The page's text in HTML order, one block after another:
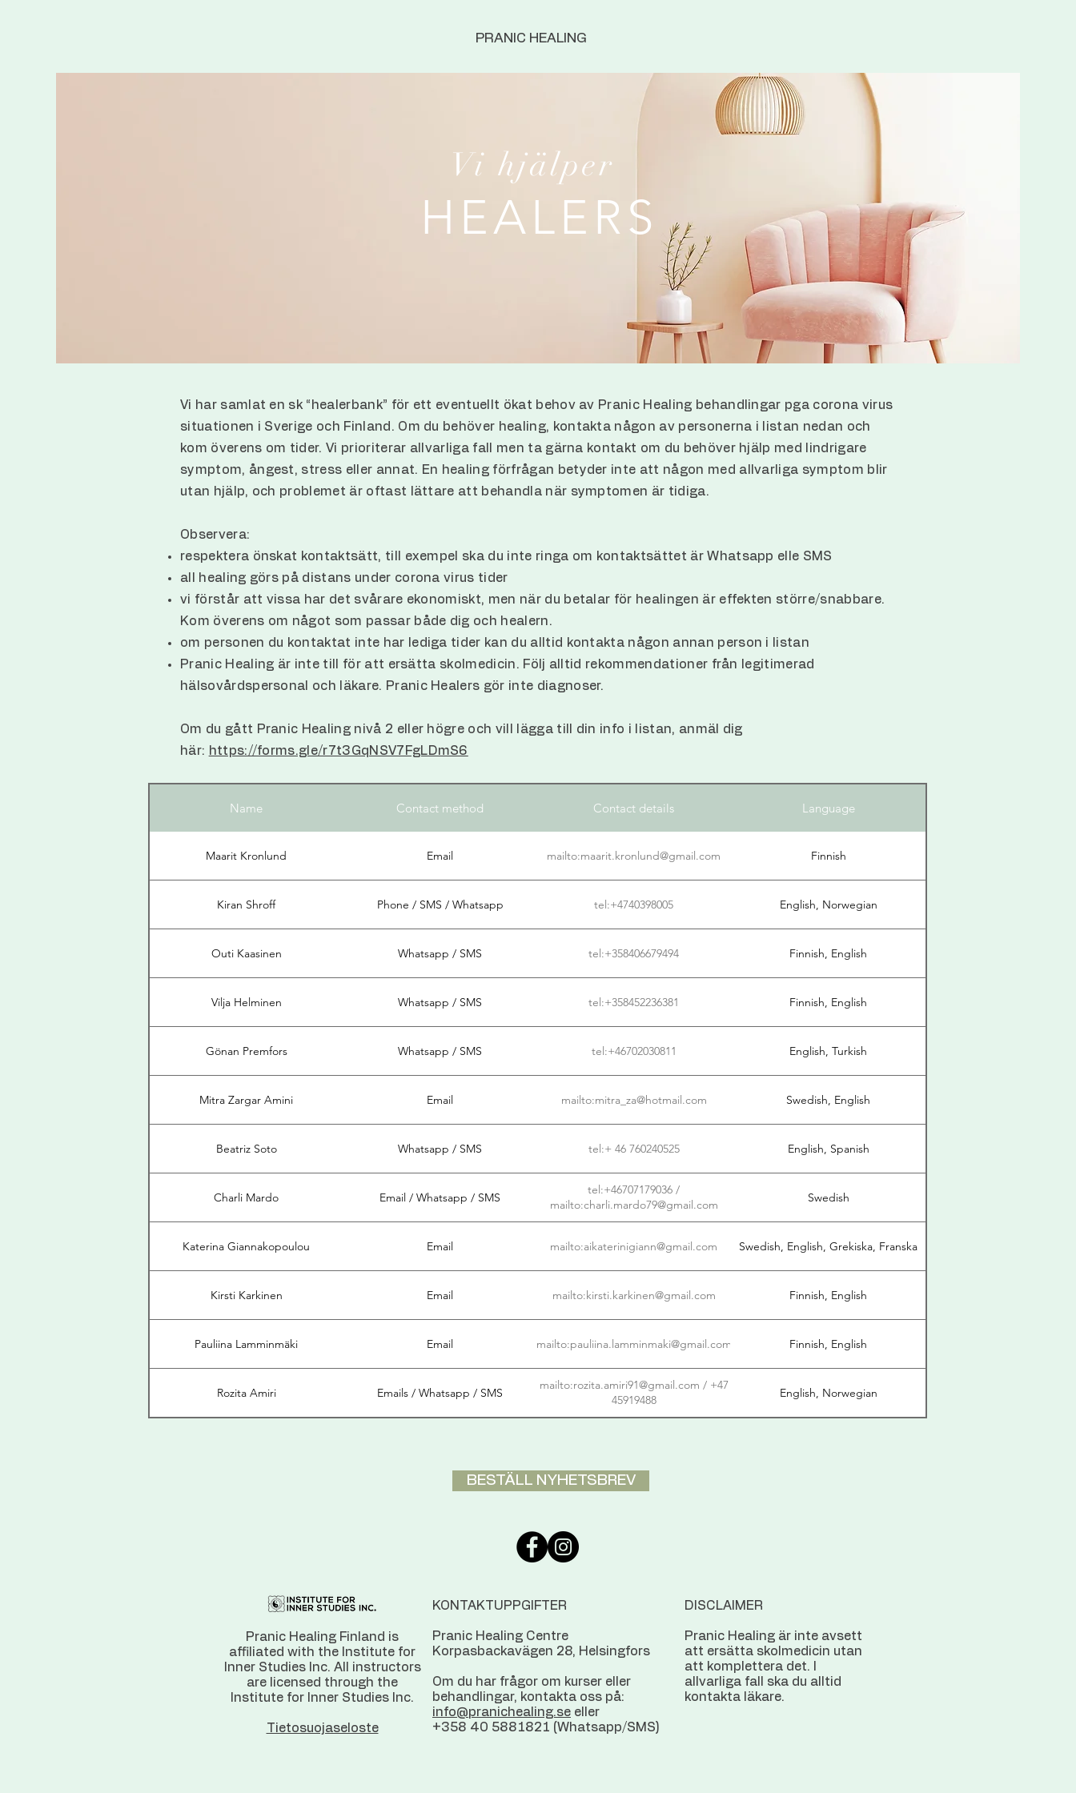
PRANIC HEALING
Vi hjälper
HEALERS
Vi har samlat en sk “healerbank” för ett eventuellt ökat behov av Pranic Healing behandlingar pga corona virus
situationen i Sverige och Finland. Om du behöver healing, kontakta någon av personerna i listan nedan och
kom överens om tider. Vi prioriterar allvarliga fall men ta gärna kontakt om du behöver hjälp med lindrigare
symptom, ångest, stress eller annat. En healing förfrågan betyder inte att någon med allvarliga symptom blir
utan hjälp, och problemet är oftast lättare att behandla när symptomen är tidiga.
Observera:
respektera önskat kontaktsätt, till exempel ska du inte ringa om kontaktsättet är Whatsapp elle SMS
all healing görs på distans under corona virus tider
vi förstår att vissa har det svårare ekonomiskt, men när du betalar för healingen är effekten större/snabbare.
Kom överens om något som passar både dig och healern.
om personen du kontaktat inte har lediga tider kan du alltid kontakta någon annan person i listan
Pranic Healing är inte till för att ersätta skolmedicin. Följ alltid rekommendationer från legitimerad
hälsovårdspersonal och läkare. Pranic Healers gör inte diagnoser.
Om du gått Pranic Healing nivå 2 eller högre och vill lägga till din info i listan, anmäl dig
här: https://forms.gle/r7t3GqNSV7FgLDmS6
Name Contact method Contact details Language
Maarit Kronlund Email mailto:maarit.kronlund@gmail.com Finnish
Kiran Shroff Phone / SMS / Whatsapp tel:+4740398005 English, Norwegian
Outi Kaasinen Whatsapp / SMS tel:+358406679494 Finnish, English
Vilja Helminen Whatsapp / SMS tel:+358452236381 Finnish, English
Gönan Premfors Whatsapp / SMS tel:+46702030811 English, Turkish
Mitra Zargar Amini Email mailto:mitra_za@hotmail.com Swedish, English
Beatriz Soto Whatsapp / SMS tel:+ 46 760240525 English, Spanish
Charli Mardo Email / Whatsapp / SMS
tel:+46707179036 /
mailto:charli.mardo79@gmail.com
Swedish
Katerina Giannakopoulou Email mailto:aikaterinigiann@gmail.com Swedish, English, Grekiska, Franska
Kirsti Karkinen Email mailto:kirsti.karkinen@gmail.com Finnish, English
Pauliina Lamminmäki Email mailto:pauliina.lamminmaki@gmail.com Finnish, English
Rozita Amiri Emails / Whatsapp / SMS
mailto:rozita.amiri91@gmail.com / +47
45919488
English, Norwegian
BESTÄLL NYHETSBREV
Pranic Healing Finland is
affiliated with the Institute for
Inner Studies Inc. All instructors
are licensed through the
Institute for Inner Studies Inc.
Tietosuojaseloste
KONTAKTUPPGIFTER
Pranic Healing Centre
Korpasbackavägen 28, Helsingfors
Om du har frågor om kurser eller
behandlingar, kontakta oss på:
info@pranichealing.se eller
+358 40 5881821 (Whatsapp/SMS)
DISCLAIMER
Pranic Healing är inte avsett
att ersätta skolmedicin utan
att komplettera det. I
allvarliga fall ska du alltid
kontakta läkare.